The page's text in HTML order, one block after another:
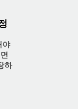
야
하